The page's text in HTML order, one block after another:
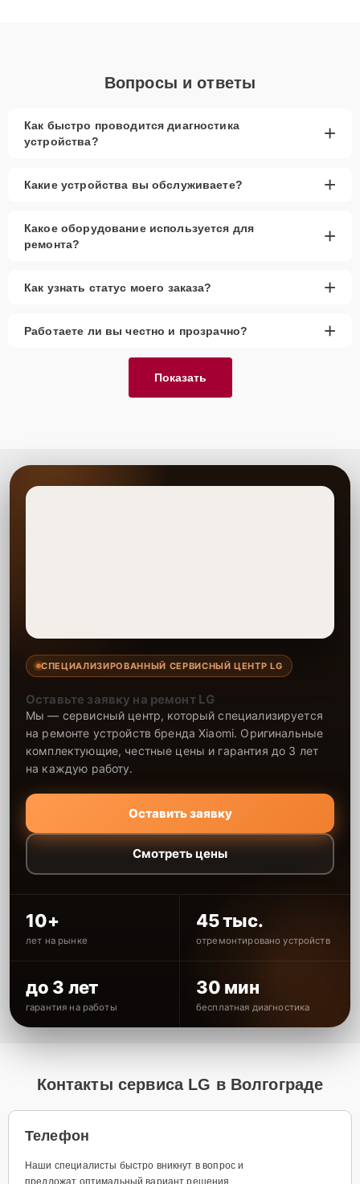
Вопросы и ответы
Как быстро проводится диагностика
устройства?
+
Какие устройства вы обслуживаете? +
Какое оборудование используется для
ремонта?
+
Как узнать статус моего заказа? +
Работаете ли вы честно и прозрачно? +
Показать
СПЕЦИАЛИЗИРОВАННЫЙ СЕРВИСНЫЙ ЦЕНТР LG
Оставьте заявку на ремонт LG
Мы — сервисный центр, который специализируется
на ремонте устройств бренда Xiaomi. Оригинальные
комплектующие, честные цены и гарантия до 3 лет
на каждую работу.
Оставить заявку
Смотреть цены
10+
лет на рынке
45 тыс.
отремонтировано устройств
до 3 лет
гарантия на работы
30 мин
бесплатная диагностика
Контакты сервиса LG в Волгограде
Телефон
Наши специалисты быстро вникнут в вопрос и
предложат оптимальный вариант решения